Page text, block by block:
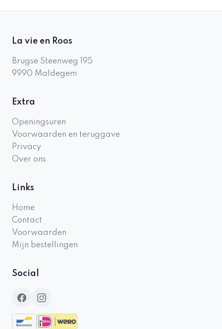
La vie en Roos
Brugse Steenweg 195
9990 Maldegem
Extra
Openingsuren
Voorwaarden en teruggave
Privacy
Over ons
Links
Home
Contact
Voorwaarden
Mijn bestellingen
Social